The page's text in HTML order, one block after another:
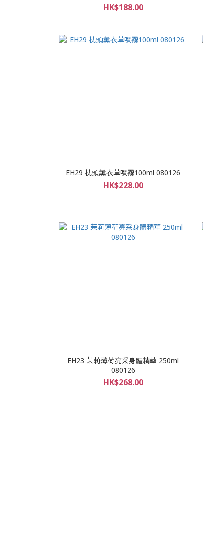
HK$188.00
EH29 枕頭薰衣草噴霧100ml 080126
HK$228.00
EH23 茉莉薄荷亮采身體精華 250ml
080126
HK$268.00